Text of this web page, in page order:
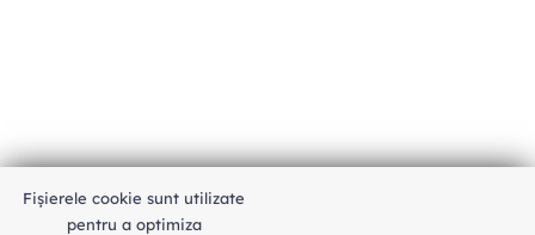
An unexpected error has occurred
Fișierele cookie sunt utilizate
pentru a optimiza